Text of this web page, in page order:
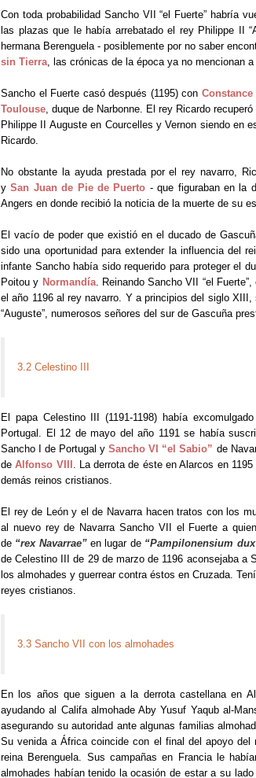
Con toda probabilidad Sancho VII “el Fuerte” habría
las plazas que le había arrebatado el rey Philippe II
hermana Berenguela - posiblemente por no saber
sin Tierra, las crónicas de la época ya no mencionan
Sancho el Fuerte casó después (1195) con
Toulouse, duque de Narbonne. El rey Ricardo
Philippe II Auguste en Courcelles y Vernon siendo en
Ricardo.
No obstante la ayuda prestada por el rey navarro,
ySan Juan de Pie de Puerto - que figuraban en la
Angers en donde recibió la noticia de la muerte de su
El vacío de poder que existió en el ducado de
sido una oportunidad para extender la influencia del
infante Sancho había sido requerido para proteger el
Poitou y Normandía. Reinando Sancho VII “el
el año 1196 al rey navarro. Y a principios del siglo
“Auguste”, numerosos señores del sur de Gascuña
3.2 Celestino III
El papa Celestino III (1191-1198) había
Portugal. El 12 de mayo del año 1191 se había
Sancho I de Portugal ySancho VI “el Sabio” de
deAlfonso VIII . La derrota de éste en Alarcos en
demás reinos cristianos.
El rey de León y el de Navarra hacen tratos con los
al nuevo rey de Navarra Sancho VII el Fuerte a
de “rex Navarrae” en lugar de “Pampilonensium
de Celestino III de 29 de marzo de 1196 aconsejaba a
los almohades y guerrear contra éstos en Cruzada.
reyes cristianos.
3.3 Sancho VII con los almohades
En los años que siguen a la derrota castellana en
ayudando al Califa almohade Aby Yusuf Yaqub al-
asegurando su autoridad ante algunas familias
Su venida a África coincide con el final del apoyo
reina Berenguela. Sus campañas en Francia le
almohades habían tenido la ocasión de estar a su